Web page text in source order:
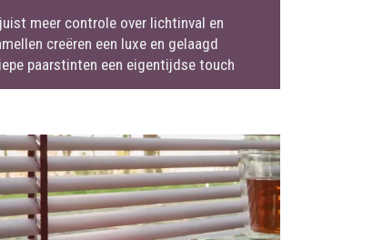
meer controle over lichtinval en
creëren een luxe en gelaagd
paarstinten een eigentijdse touch